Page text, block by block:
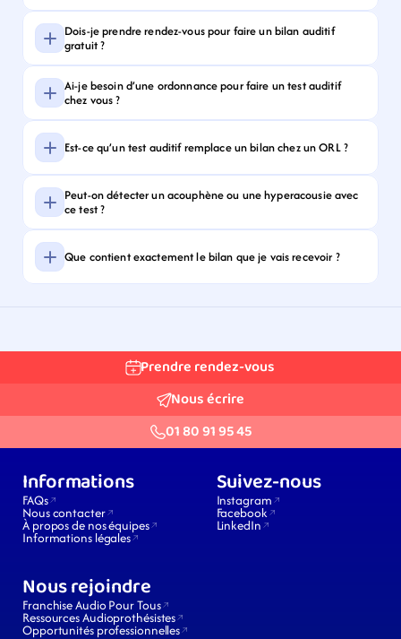
Dois-je prendre rendez-vous pour faire un bilan auditif
gratuit ?
Ai-je besoin d’une ordonnance pour faire un test auditif
chez vous ?
Est-ce qu’un test auditif remplace un bilan chez un ORL ?
Peut-on détecter un acouphène ou une hyperacousie avec
ce test ?
Que contient exactement le bilan que je vais recevoir ?
Prendre rendez-vous
Nous écrire
01 80 91 95 45
Informations
FAQs
Nous contacter
À propos de nos équipes
Informations légales
Suivez-nous
Instagram
Facebook
LinkedIn
Nous rejoindre
Franchise Audio Pour Tous
Ressources Audioprothésistes
Opportunités professionnelles